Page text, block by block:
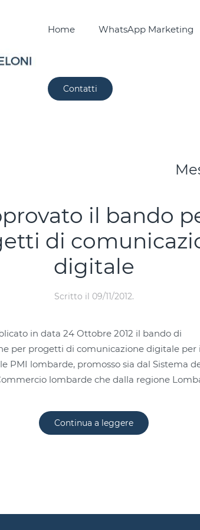
Home WhatsApp Marketing
Contatti
il bando
di
digitale
Scritto il 09/11/2012.
in data 24 Ottobre 2012 il bando di
per progetti di comunicazione digitale per
PMI lombarde, promosso sia dal Sistema
lombarde che dalla regione
Continua a leggere